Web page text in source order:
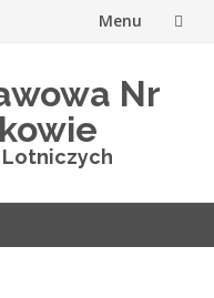
Menu
Nr
Lotniczych